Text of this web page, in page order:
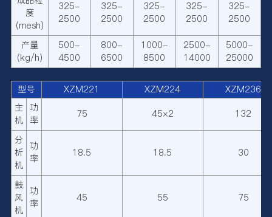
度
(mesh)
325-
2500
325-
2500
325-
2500
325-
2500
325-
2500
产量
(kg/h)
500-
4500
800-
6500
1000-
8500
2500-
14000
5000-
25000
型号 XZM221 XZM224
XZM236
主
机
功
率
75 45×2 132
分
析
机
功
率
18.5 18.5 30
鼓
风
机
功
率
45 55 75